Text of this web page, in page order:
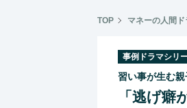
TOP マネーの人間ド
事例ドラマシリ
習い事が生む親
「逃げ